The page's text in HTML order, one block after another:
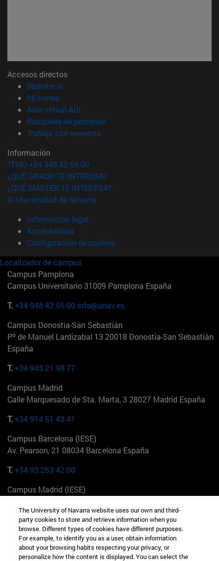
Accesos directos
Biblioteca
Mi correo(abre en nueva ventana)
Aula virtual ADI
Búsqueda de personas(abre en nueva ventana)
Trabaja con nosotros(abre en nueva ventana)
Información
TFNO +34 948 42 56 00
¿QUÉ GRADO TE INTERESA?
¿QUÉ MÁSTER TE INTERESA?
© Universidad de Navarra
Información legal
Accesibilidad
Configuración de cookies
Localizador de campus
Campus Pamplona
Campus Universitario 31009 Pamplona España
T.+34 948 42 56 00 info@unav.es
Campus Donostia-San Sebastián
Pº de Manuel Lardizabal 13 20018 Donostia-San Sebastián
España
T.+34 943 21 98 77
Campus Madrid
Calle Marquesado de Sta. Marta, 3 28027 Madrid España
T.+34 914 51 43 41
Campus Barcelona (IESE)
Av. Pearson, 21 08034 Barcelona España
T.+34 93 253 42 00
Campus Madrid (IESE)
+34 912 11 30 00
Campus Nueva York (IESE)
165 W 57th St 10019-2201 Nueva York EE.UU
The University of Navarra website uses our own and third-
party cookies to store and retrieve information when you
browse. Different types of cookies have different purposes.
For example, to identify you as a user, obtain information
about your browsing habits respecting your privacy, or
personalize how the content is displayed. You can select the